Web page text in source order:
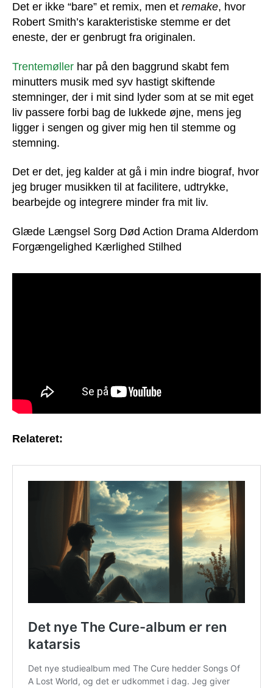
Det er ikke “bare” et remix, men et remake, hvor
Robert Smith’s karakteristiske stemme er det
eneste, der er genbrugt fra originalen.
Trentemøller har på den baggrund skabt fem
minutters musik med syv hastigt skiftende
stemninger, der i mit sind lyder som at se mit eget
liv passere forbi bag de lukkede øjne, mens jeg
ligger i sengen og giver mig hen til stemme og
stemning.
Det er det, jeg kalder at gå i min indre biograf, hvor
jeg bruger musikken til at facilitere, udtrykke,
bearbejde og integrere minder fra mit liv.
Glæde Længsel Sorg Død Action Drama Alderdom
Forgængelighed Kærlighed Stilhed
Relateret: